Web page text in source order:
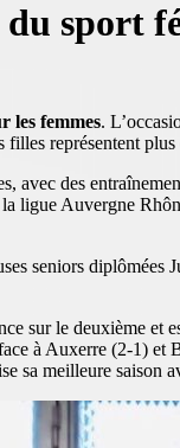
sport
les femmes.
filles représentent
avec des
ligue Auvergne
seniors
sur le deuxième
à Auxerre (2-1)
sa meilleure saison